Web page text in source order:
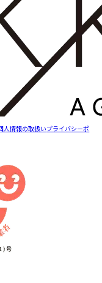
人情報の取扱いプライバシーポ